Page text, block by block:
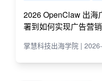
2026 OpenClaw 出海
署到如何实现广告营
掌慧科技出海学院 |